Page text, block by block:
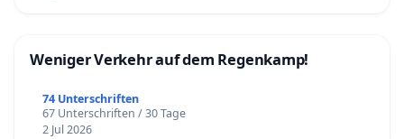
Weniger Verkehr auf dem Regenkamp!
74 Unterschriften
67 Unterschriften / 30 Tage
2 Jul 2026